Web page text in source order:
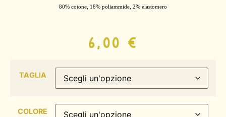
80% cotone, 18% poliammide, 2% elastomero
6,00 €
TAGLIA
COLORE